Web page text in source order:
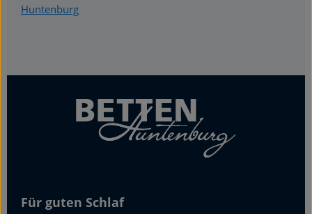
Huntenburg
Für guten Schlaf